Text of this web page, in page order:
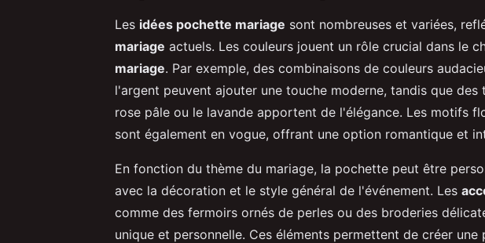
Les idées pochette mariage sont nombreuses et variées,
mariage actuels. Les couleurs jouent un rôle crucial dans le
mariage. Par exemple, des combinaisons de couleurs
l'argent peuvent ajouter une touche moderne, tandis que
rose pâle ou le lavande apportent de l'élégance. Les motifs
sont également en vogue, offrant une option romantique et
En fonction du thème du mariage, la pochette peut être
avec la décoration et le style général de l'événement. Les
comme des fermoirs ornés de perles ou des broderies
unique et personnelle. Ces éléments permettent de créer